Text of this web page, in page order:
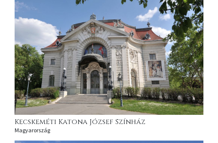
Kecskeméti Katona József Színház
Magyarország